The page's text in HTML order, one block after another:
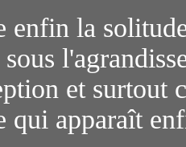
enfin la
et surtout
qui apparaît